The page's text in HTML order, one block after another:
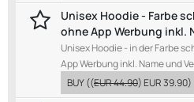
Unisex Hoodie - Farbe
ohne App Werbung inkl.
Unisex Hoodie - in der Farbe
App Werbung inkl. Name und
BUY((EUR 44.90)EUR 39.90)